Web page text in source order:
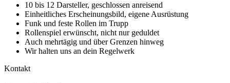
10 bis 12 Darsteller, geschlossen anreisend
Einheitliches Erscheinungsbild, eigene Ausrüstung
Funk und feste Rollen im Trupp
Rollenspiel erwünscht, nicht nur geduldet
Auch mehrtägig und über Grenzen hinweg
Wir halten uns an dein Regelwerk
Kontakt